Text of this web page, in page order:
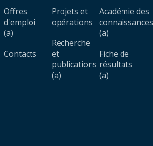
Offres
d'emploi
(a)
Contacts
Projets et
opérations
Recherche
et
publications
(a)
Académie des
connaissances
(a)
Fiche de
résultats
(a)